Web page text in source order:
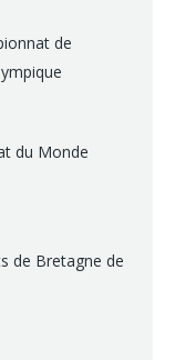
de
du Monde
de Bretagne de